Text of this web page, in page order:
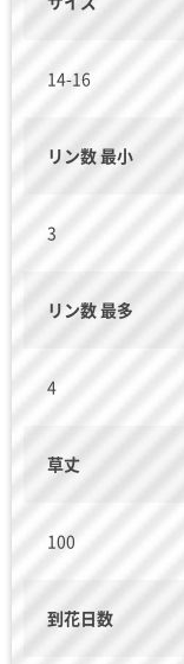
14-16
リン数 最小
3
リン数 最多
4
草丈
100
到花日数